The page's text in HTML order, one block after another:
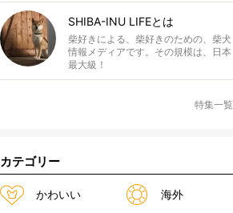
SHIBA-INU LIFEとは
柴好きによる、柴好きのための、柴犬
情報メディアです。その規模は、日本
最大級！
特集一覧
カテゴリー
かわいい 海外